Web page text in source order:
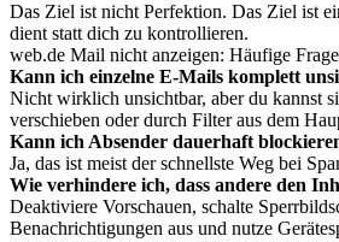
Das Ziel ist nicht Perfektion. Das Ziel ist
dient statt dich zu kontrollieren.
web.de Mail nicht anzeigen: Häufige
Kann ich einzelne E-Mails komplett
Nicht wirklich unsichtbar, aber du kannst
verschieben oder durch Filter aus dem
Kann ich Absender dauerhaft
Ja, das ist meist der schnellste Weg bei
Wie verhindere ich, dass andere den
Deaktiviere Vorschauen, schalte
Benachrichtigungen aus und nutze